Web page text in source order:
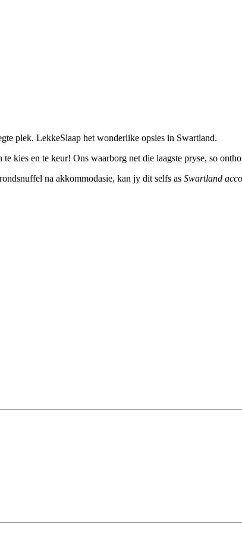
plek. LekkeSlaap het wonderlike opsies in Swartland.
te kies en te keur! Ons waarborg net die laagste pryse, so
na akkommodasie, kan jy dit selfs as Swartland